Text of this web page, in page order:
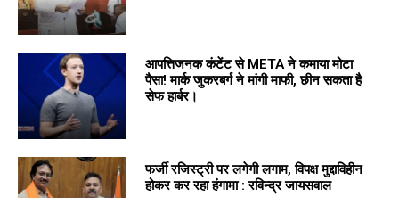
आपत्तिजनक कंटेंट से META ने कमाया मोटा
पैसा! मार्क जुकरबर्ग ने मांगी माफी, छीन सकता है
सेफ हार्बर।
फर्जी रजिस्ट्री पर लगेगी लगाम, विपक्ष मुद्दाविहीन
होकर कर रहा हंगामा : रविन्द्र जायसवाल